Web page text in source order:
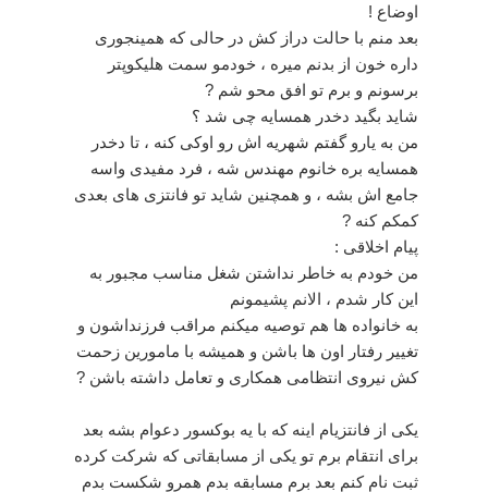
اوضاع !
بعد منم با حالت دراز کش در حالی که همینجوری
داره خون از بدنم میره ، خودمو سمت هلیکوپتر
برسونم و برم تو افق محو شم ?
شاید بگید دخدر همسایه چی شد ؟
من به یارو گفتم شهریه اش رو اوکی کنه ، تا دخدر
همسایه بره خانوم مهندس شه ، فرد مفیدی واسه
جامع اش بشه ، و همچنین شاید تو فانتزی های بعدی
کمکم کنه ?
پیام اخلاقی :
من خودم به خاطر نداشتن شغل مناسب مجبور به
این کار شدم ، الانم پشیمونم
به خانواده ها هم توصیه میکنم مراقب فرزنداشون و
تغییر رفتار اون ها باشن و همیشه با مامورین زحمت
کش نیروی انتظامی همکاری و تعامل داشته باشن ?
یکی از فانتزیام اینه که با یه بوکسور دعوام بشه بعد
برای انتقام برم تو یکی از مسابقاتی که شرکت کرده
ثبت نام کنم بعد برم مسابقه بدم همرو شکست بدم